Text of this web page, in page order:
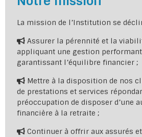
La mission de l’Institution se
Assurer la pérennité et la
appliquant une gestion
garantissant l’équilibre financier ;
Mettre à la disposition de nos
de prestations et services
préoccupation de disposer d’une
financière à la retraite ;
Continuer à offrir aux assurés